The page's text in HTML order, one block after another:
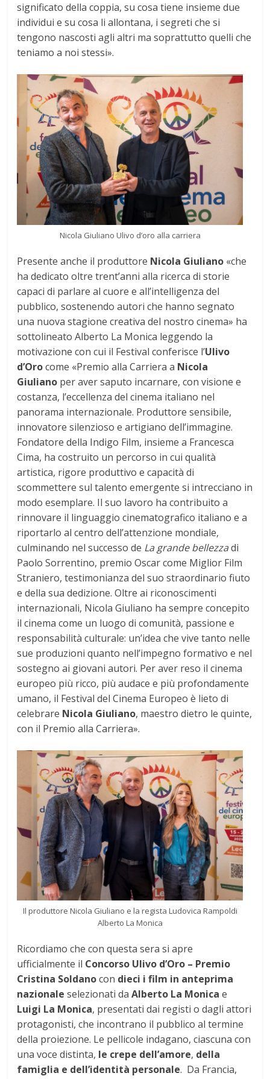
significato della coppia, su cosa tiene insieme due
individui e su cosa li allontana, i segreti che si
tengono nascosti agli altri ma soprattutto quelli che
teniamo a noi stessi».
Nicola Giuliano Ulivo d’oro alla carriera
Presente anche il produttore Nicola Giuliano «che
ha dedicato oltre trent’anni alla ricerca di storie
capaci di parlare al cuore e all’intelligenza del
pubblico, sostenendo autori che hanno segnato
una nuova stagione creativa del nostro cinema» ha
sottolineato Alberto La Monica leggendo la
motivazione con cui il Festival conferisce l’Ulivo
d’Orocome «Premio alla Carriera a Nicola
Giuliano per aver saputo incarnare, con visione e
costanza, l’eccellenza del cinema italiano nel
panorama internazionale. Produttore sensibile,
innovatore silenzioso e artigiano dell’immagine.
Fondatore della Indigo Film, insieme a Francesca
Cima, ha costruito un percorso in cui qualità
artistica, rigore produttivo e capacità di
scommettere sul talento emergente si intrecciano in
modo esemplare. Il suo lavoro ha contribuito a
rinnovare il linguaggio cinematografico italiano e a
riportarlo al centro dell’attenzione mondiale,
culminando nel successo de La grande bellezzadi
Paolo Sorrentino, premio Oscar come Miglior Film
Straniero, testimonianza del suo straordinario fiuto
e della sua dedizione. Oltre ai riconoscimenti
internazionali, Nicola Giuliano ha sempre concepito
il cinema come un luogo di comunità, passione e
responsabilità culturale: un’idea che vive tanto nelle
sue produzioni quanto nell’impegno formativo e nel
sostegno ai giovani autori. Per aver reso il cinema
europeo più ricco, più audace e più profondamente
umano, il Festival del Cinema Europeo è lieto di
celebrare Nicola Giuliano, maestro dietro le quinte,
con il Premio alla Carriera».
Il produttore Nicola Giuliano e la regista Ludovica Rampoldi
Alberto La Monica
Ricordiamo che con questa sera si apre
ufficialmente il Concorso Ulivo d’Oro – Premio
Cristina Soldanocon dieci i film in anteprima
nazionaleselezionati daAlberto La Monica e
Luigi La Monica, presentati dai registi o dagli attori
protagonisti, che incontrano il pubblico al termine
della proiezione. Le pellicole indagano, ciascuna con
una voce distinta, le crepe dell’amore, della
famiglia e dell’identità personale. Da Francia,